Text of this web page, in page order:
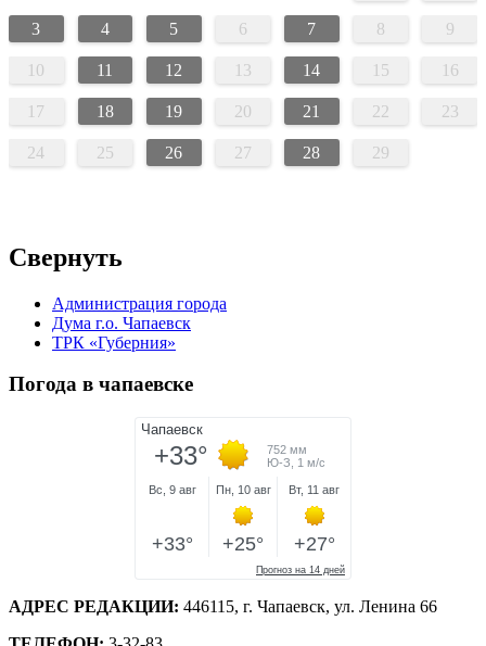
3 4 5 6 7 8 9
10 11 12 13 14 15 16
17 18 19 20 21 22 23
24 25 26 27 28 29
Свернуть
Администрация города
Дума г.о. Чапаевск
ТРК «Губерния»
Погода в чапаевске
АДРЕС РЕДАКЦИИ: 446115, г. Чапаевск, ул. Ленина 66